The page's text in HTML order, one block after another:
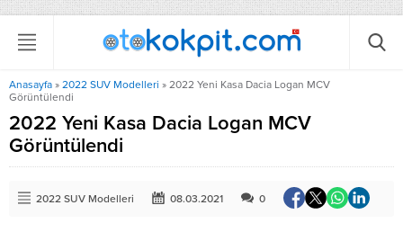
Anasayfa » 2022 SUV Modelleri » 2022 Yeni Kasa Dacia Logan MCV
Görüntülendi
2022 Yeni Kasa Dacia Logan MCV
Görüntülendi
2022 SUV Modelleri 08.03.2021 0